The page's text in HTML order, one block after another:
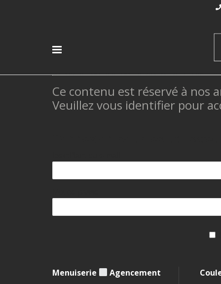
Ce contenu est réservé à nos
Veuillez vous identifier pour
Menuiserie
Agencement